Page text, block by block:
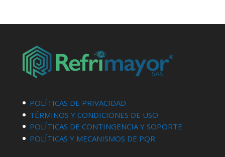
POLÍTICAS DE PRIVACIDAD
TÉRMINOS Y CONDICIONES DE USO
POLÍTICAS DE CONTINGENCIA Y SOPORTE
POLÍTICAS Y MECANISMOS DE PQR